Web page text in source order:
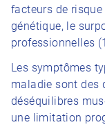
facteurs de
génétique, le
professionnelles
Les symptômes
maladie sont des
déséquilibres
une limitation